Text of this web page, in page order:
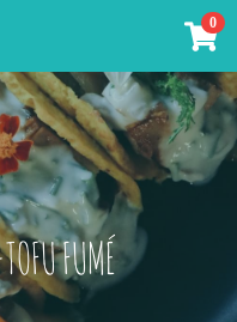
0
FUMÉ
×
LA BOUTIQUE